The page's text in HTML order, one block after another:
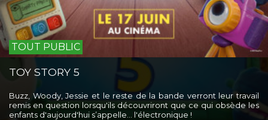
TOUT PUBLIC
TOY STORY 5
Buzz, Woody, Jessie et le reste de la bande verront leur travail
remis en question lorsqu'ils découvriront que ce qui obsède les
enfants d'aujourd'hui s’appelle... l'électronique !